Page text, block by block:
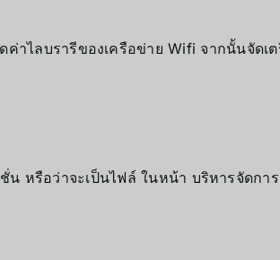
ไลบรารีของเครือข่าย Wifi จากนั้นจัดเ
หรือว่าจะเป็นไฟล์ ในหน้า บริหารจัดกา